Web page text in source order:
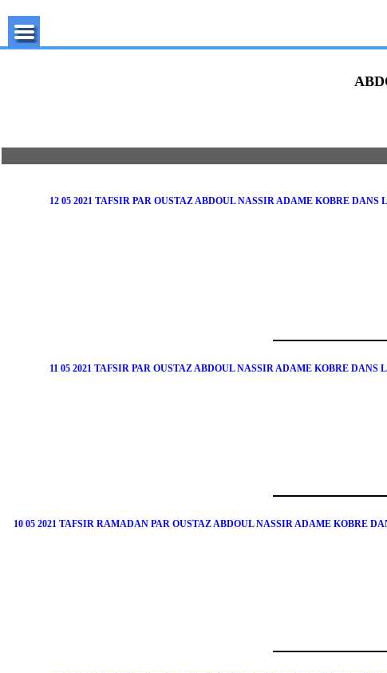
12 05 2021 TAFSIR PAR OUSTAZ ABDOUL NASSIR ADAME KOBRE
11 05 2021 TAFSIR PAR OUSTAZ ABDOUL NASSIR ADAME KOBRE
10 05 2021 TAFSIR RAMADAN PAR OUSTAZ ABDOUL NASSIR ADAME KOBRE